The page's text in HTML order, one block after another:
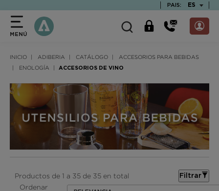
PAIS: ES
MENÚ
INICIO ADIBERIA CATÁLOGO
ACCESORIOS PARA BEBIDAS
ENOLOGÍA
ACCESORIOS DE VINO
Productos de 1 a 35 de 35 en total Filtrar
Ordenar